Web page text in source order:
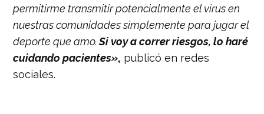
permitirme transmitir potencialmente el virus en
nuestras comunidades simplemente para jugar el
deporte que amo.Si voy a correr riesgos, lo haré
cuidando pacientes», publicó en redes
sociales.